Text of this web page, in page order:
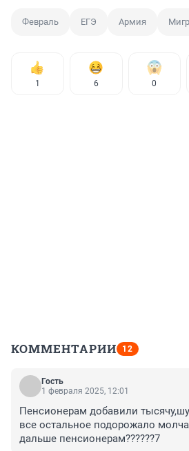
Февраль ЕГЭ Армия
1 6 0
КОММЕНТАРИИ 12
Гость
1 февраля 2025, 12:01
Пенсионерам добавили
все остальное подорожало
дальше пенсионерам??????7